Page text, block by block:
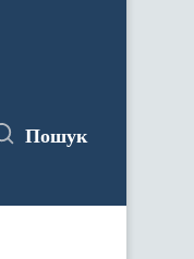
Пошук